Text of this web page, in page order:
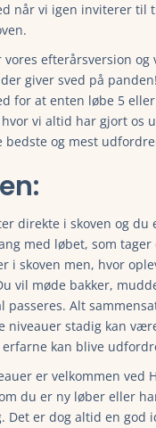
mere.
mere.
når vi igen inviterer til
vores efterårsversion og
giver sved på
for at enten løbe 5
hvor vi altid har gjort os
bedste og mest
direkte i skoven og du
med løbet, som
i skoven men, hvor
vil møde bakker,
passeres. Alt
niveauer stadig kan
erfarne kan blive
er velkommen ved
du er ny løber eller
Det er dog altid en god